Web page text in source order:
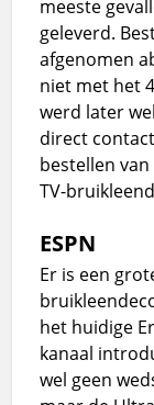
meeste
geleverd.
afgenomen
niet met het
werd later
direct
bestellen
TV-
ESPN
Er is een
het huidige
kanaal
wel geen